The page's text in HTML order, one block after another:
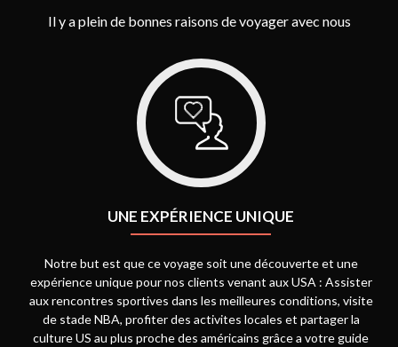
Il y a plein de bonnes raisons de voyager avec nous
UNE EXPÉRIENCE UNIQUE
Notre but est que ce voyage soit une découverte et une
expérience unique pour nos clients venant aux USA : Assister
aux rencontres sportives dans les meilleures conditions, visite
de stade NBA, profiter des activites locales et partager la
culture US au plus proche des américains grâce a votre guide